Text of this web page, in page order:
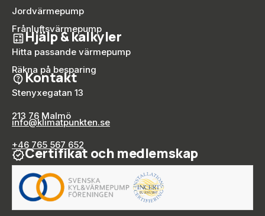
Jordvärmepump
Frånluftsvärmepump
Hjälp & kalkyler
Hitta passande värmepump
Räkna på besparing
Kontakt
Stenyxegatan 13
213 76 Malmö
info@klimatpunkten.se
+46 765 567 652
Certifikat och medlemskap